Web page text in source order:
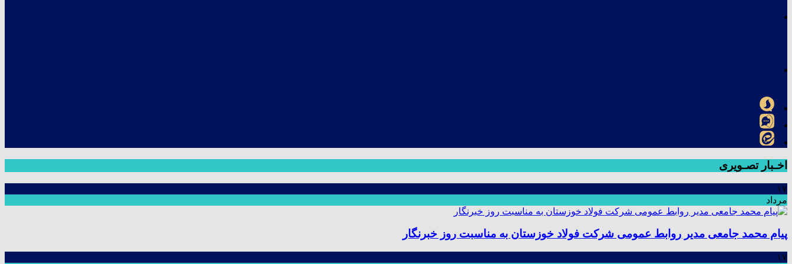
اخـبار تصـویری
۱۷
مرداد
پیام محمد جامعی مدیر روابط عمومی شرکت فولاد خوزستان به مناسبت روز خبرنگار
۱۷